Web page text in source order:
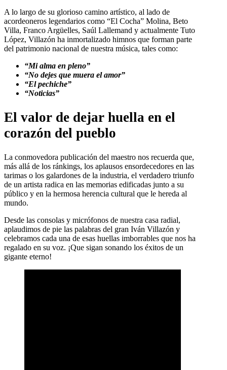
A lo largo de su glorioso camino artístico, al lado de
acordeoneros legendarios como “El Cocha” Molina, Beto
Villa, Franco Argüelles, Saúl Lallemand y actualmente Tuto
López, Villazón ha inmortalizado himnos que forman parte
del patrimonio nacional de nuestra música, tales como:
“Mi alma en pleno”
“No dejes que muera el amor”
“El pechiche”
“Noticias”
El valor de dejar huella en el
corazón del pueblo
La conmovedora publicación del maestro nos recuerda que,
más allá de los ránkings, los aplausos ensordecedores en las
tarimas o los galardones de la industria, el verdadero triunfo
de un artista radica en las memorias edificadas junto a su
público y en la hermosa herencia cultural que le hereda al
mundo.
Desde las consolas y micrófonos de nuestra casa radial,
aplaudimos de pie las palabras del gran Iván Villazón y
celebramos cada una de esas huellas imborrables que nos ha
regalado en su voz. ¡Que sigan sonando los éxitos de un
gigante eterno!